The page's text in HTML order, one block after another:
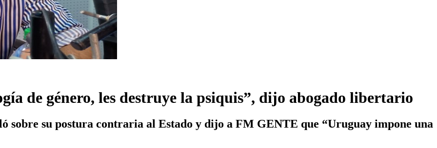
de género, les destruye la psiquis”, dijo abogado libertario
sobre su postura contraria al Estado y dijo a FM GENTE que “Uruguay impone una